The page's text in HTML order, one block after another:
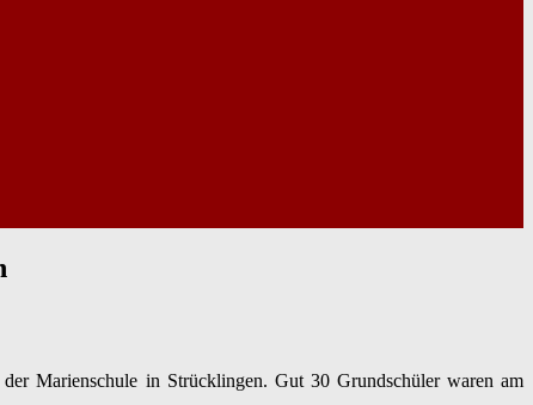
Marienschule in Strücklingen. Gut 30 Grundschüler waren am